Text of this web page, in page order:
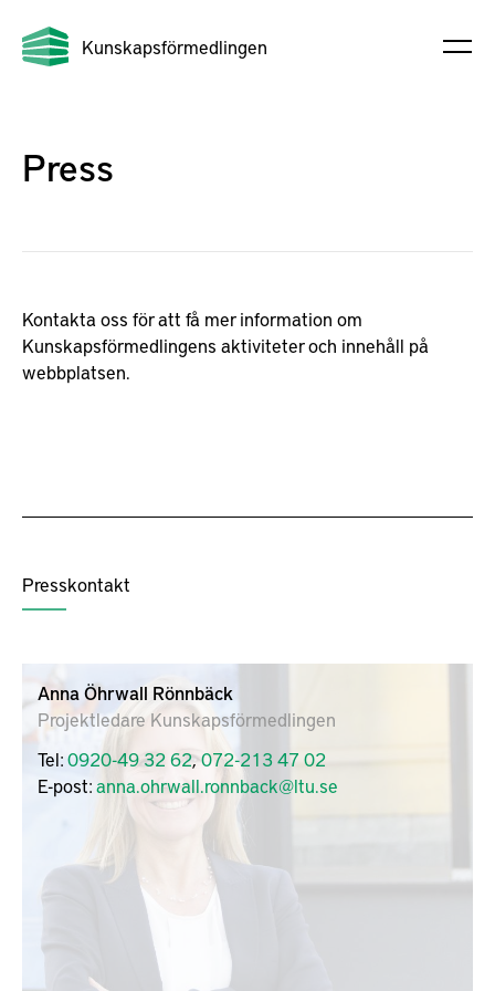
Kunskapsförmedlingen
Press
Kontakta oss för att få mer information om
Kunskapsförmedlingens aktiviteter och innehåll på
webbplatsen.
Presskontakt
Anna Öhrwall Rönnbäck
Projektledare Kunskapsförmedlingen
Tel:0920-49 32 62,072-213 47 02
E-post:anna.ohrwall.ronnback@ltu.se